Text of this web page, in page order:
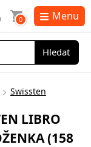
Hledat
0 Menu
Swissten
LIBRO
(158